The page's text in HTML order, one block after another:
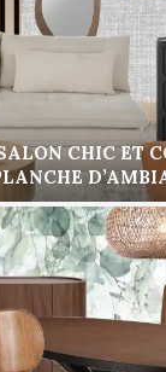
CHIC ET